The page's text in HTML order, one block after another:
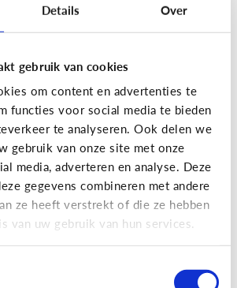
Details Over
gebruik van cookies
om content en advertenties te
functies voor social media te bieden
te analyseren. Ook delen we
gebruik van onze site met onze
media, adverteren en analyse. Deze
gegevens combineren met andere
ze heeft verstrekt of die ze hebben
van uw gebruik van hun services.
leeftijd mag mijn kind
kijken?